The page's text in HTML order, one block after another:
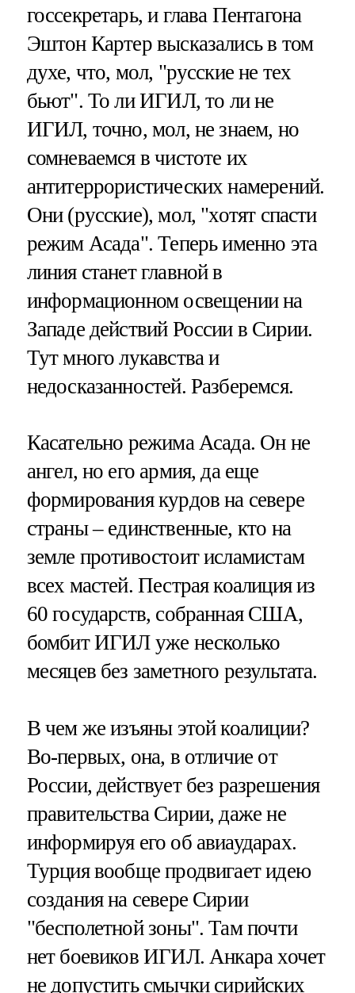
госсекретарь, и глава Пентагона
Эштон Картер высказались в том
духе, что, мол, "русские не тех
бьют". То ли ИГИЛ, то ли не
ИГИЛ, точно, мол, не знаем, но
сомневаемся в чистоте их
антитеррористических намерений.
Они (русские), мол, "хотят спасти
режим Асада". Теперь именно эта
линия станет главной в
информационном освещении на
Западе действий России в Сирии.
Тут много лукавства и
недосказанностей. Разберемся.
Касательно режима Асада. Он не
ангел, но его армия, да еще
формирования курдов на севере
страны – единственные, кто на
земле противостоит исламистам
всех мастей. Пестрая коалиция из
60 государств, собранная США,
бомбит ИГИЛ уже несколько
месяцев без заметного результата.
В чем же изъяны этой коалиции?
Во-первых, она, в отличие от
России, действует без разрешения
правительства Сирии, даже не
информируя его об авиаударах.
Турция вообще продвигает идею
создания на севере Сирии
"бесполетной зоны". Там почти
нет боевиков ИГИЛ. Анкара хочет
не допустить смычки сирийских